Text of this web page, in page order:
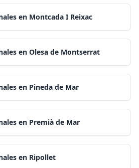
en Montcada I Reixac
en Olesa de Montserrat
en Pineda de Mar
en Premià de Mar
en Ripollet